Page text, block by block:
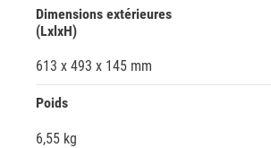
Dimensions extérieures
(LxlxH)
613 x 493 x 145 mm
Poids
6,55 kg